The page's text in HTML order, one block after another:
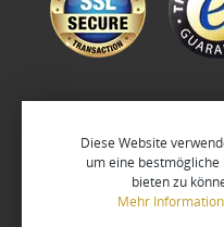
Diese Website
um eine
bieten zu
Mehr